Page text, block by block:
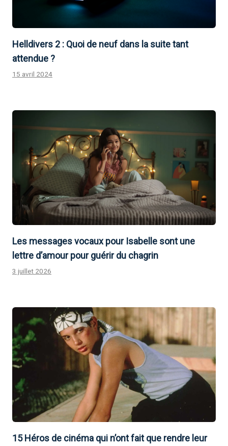
Helldivers 2 : Quoi de neuf dans la suite tant
attendue ?
15 avril 2024
Les messages vocaux pour Isabelle sont une
lettre d’amour pour guérir du chagrin
3 juillet 2026
15 Héros de cinéma qui n’ont fait que rendre leur